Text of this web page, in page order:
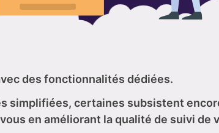
des fonctionnalités dédiées.
simplifiées, certaines subsistent
en améliorant la qualité de suivi de